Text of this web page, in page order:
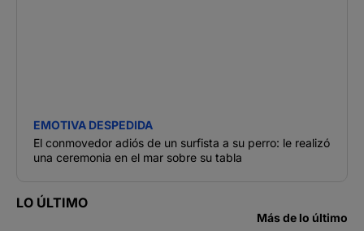
EMOTIVA DESPEDIDA
El conmovedor adiós de un surfista a su perro: le realizó
una ceremonia en el mar sobre su tabla
LO ÚLTIMO
Más de lo último